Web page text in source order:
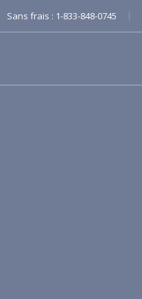
Sans frais : 1-833-848-0745 |